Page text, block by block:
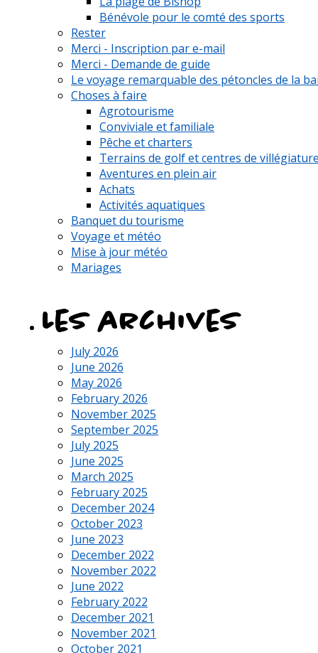
Bénévole pour le comté des sports
Rester
Merci - Inscription par e-mail
Merci - Demande de guide
Le voyage remarquable des pétoncles de la
Choses à faire
Agrotourisme
Conviviale et familiale
Pêche et charters
Terrains de golf et centres de
Aventures en plein air
Achats
Activités aquatiques
Banquet du tourisme
Voyage et météo
Mise à jour météo
Mariages
Les archives
July 2026
June 2026
May 2026
February 2026
November 2025
September 2025
July 2025
June 2025
March 2025
February 2025
December 2024
October 2023
June 2023
December 2022
November 2022
June 2022
February 2022
December 2021
November 2021
October 2021